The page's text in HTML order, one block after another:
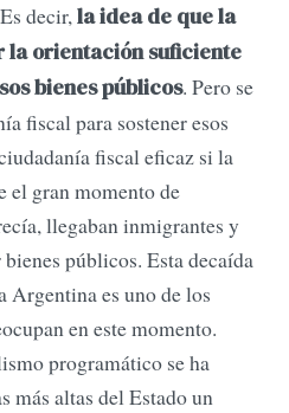
decir,la idea de que la
orientación suficiente
bienes públicos. Pero se
fiscal para sostener esos
fiscal eficaz si la
el gran momento de
llegaban inmigrantes y
públicos. Esta decaída
Argentina es uno de los
en este momento.
programático se ha
más altas del Estado un